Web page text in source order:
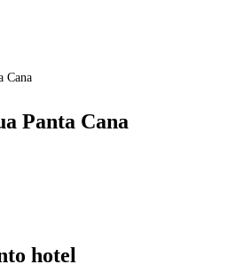
Cana
Panta Cana
hotel